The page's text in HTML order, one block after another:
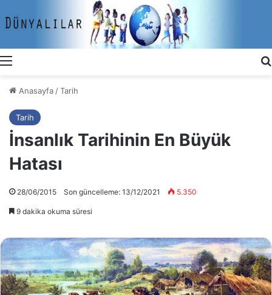
Menü
Anasayfa /Tarih
Tarih
İnsanlık Tarihinin En Büyük
Hatası
28/06/2015 Son güncelleme: 13/12/2021 5.350
9 dakika okuma süresi